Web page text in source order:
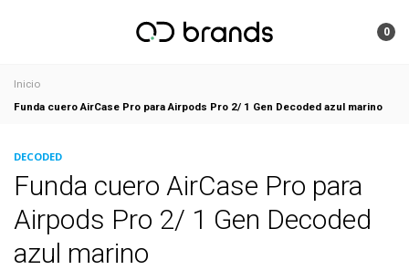
0
Inicio
Funda cuero AirCase Pro para Airpods Pro 2/ 1 Gen Decoded azul marino
DECODED
Funda cuero AirCase Pro para
Airpods Pro 2/ 1 Gen Decoded
azul marino